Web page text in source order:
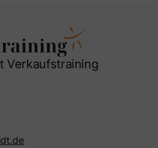
Verkaufstraining